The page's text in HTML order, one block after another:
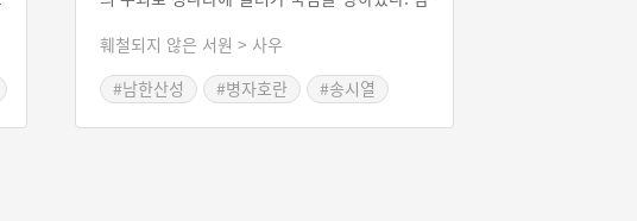
라와 맺은 군신의 의를 깨고 청나라를 황제의 나
승패를 떠나 대의와 도리가 있어 화친을 반대했
훼철되지 않은 서원 > 사우
#남한산성
#병자호란
#송시열